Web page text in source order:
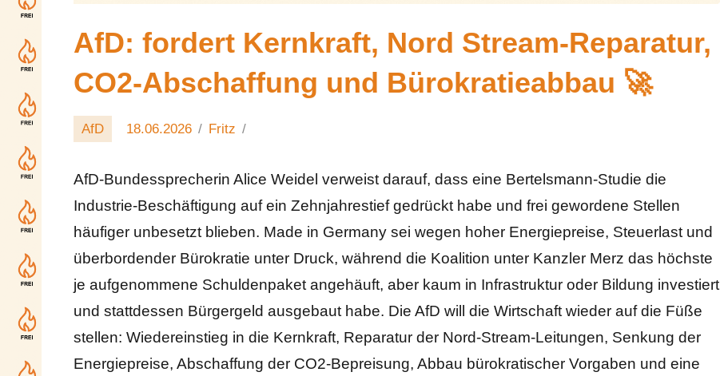
AfD: fordert Kernkraft, Nord Stream-Reparatur,
CO2-Abschaffung und Bürokratieabbau 🚀
AfD 18.06.2026 Fritz
AfD-Bundessprecherin Alice Weidel verweist darauf, dass eine Bertelsmann-Studie die
Industrie-Beschäftigung auf ein Zehnjahrestief gedrückt habe und frei gewordene Stellen
häufiger unbesetzt blieben. Made in Germany sei wegen hoher Energiepreise, Steuerlast und
überbordender Bürokratie unter Druck, während die Koalition unter Kanzler Merz das höchste
je aufgenommene Schuldenpaket angehäuft, aber kaum in Infrastruktur oder Bildung investiert
und stattdessen Bürgergeld ausgebaut habe. Die AfD will die Wirtschaft wieder auf die Füße
stellen: Wiedereinstieg in die Kernkraft, Reparatur der Nord-Stream-Leitungen, Senkung der
Energiepreise, Abschaffung der CO2-Bepreisung, Abbau bürokratischer Vorgaben und eine